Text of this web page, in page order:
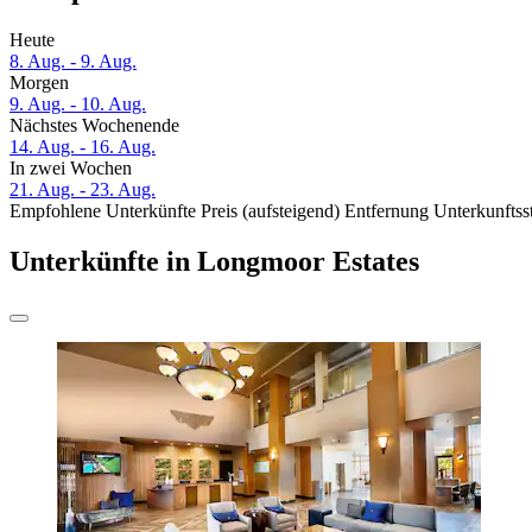
Heute
8. Aug. - 9. Aug.
Morgen
9. Aug. - 10. Aug.
Nächstes Wochenende
14. Aug. - 16. Aug.
In zwei Wochen
21. Aug. - 23. Aug.
Empfohlene Unterkünfte Preis (aufsteigend) Entfernung
Unterkünfte in Longmoor Estates